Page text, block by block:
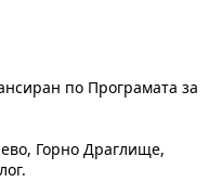
по Програмата за
Горно Драглище,